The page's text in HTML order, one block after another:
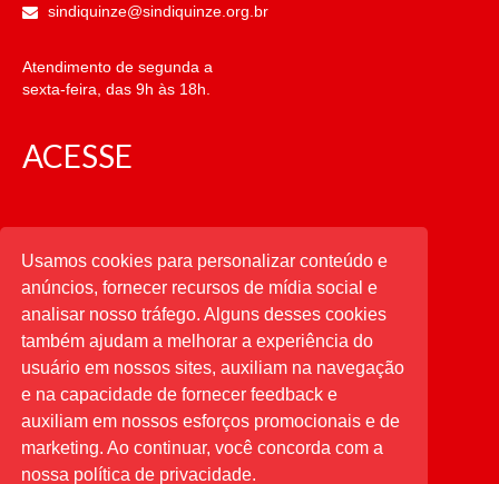
sindiquinze@sindiquinze.org.br
Atendimento de segunda a
sexta-feira, das 9h às 18h.
ACESSE
CATEGORIAS
CATEGORIAS
PESQUISAR
Buscar
por:
Usamos cookies para personalizar conteúdo e
anúncios, fornecer recursos de mídia social e
analisar nosso tráfego. Alguns desses cookies
também ajudam a melhorar a experiência do
usuário em nossos sites, auxiliam na navegação
e na capacidade de fornecer feedback e
auxiliam em nossos esforços promocionais e de
marketing. Ao continuar, você concorda com a
nossa política de privacidade.